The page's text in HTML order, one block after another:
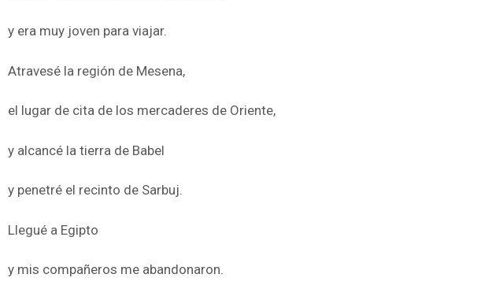
y era muy joven para viajar.
Atravesé la región de Mesena,
el lugar de cita de los mercaderes de Oriente,
y alcancé la tierra de Babel
y penetré el recinto de Sarbuj.
Llegué a Egipto
y mis compañeros me abandonaron.